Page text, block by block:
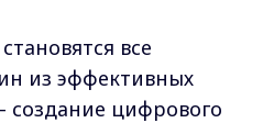
все
из эффективных
цифрового